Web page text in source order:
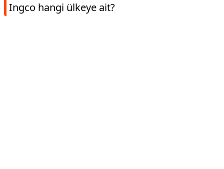
Ingco hangi ülkeye ait?